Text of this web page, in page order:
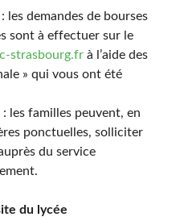
les demandes de bourses
sont à effectuer sur le
strasbourg.fr à l’aide des
» qui vous ont été
: les familles peuvent, en
ponctuelles, solliciter
du service
du lycée